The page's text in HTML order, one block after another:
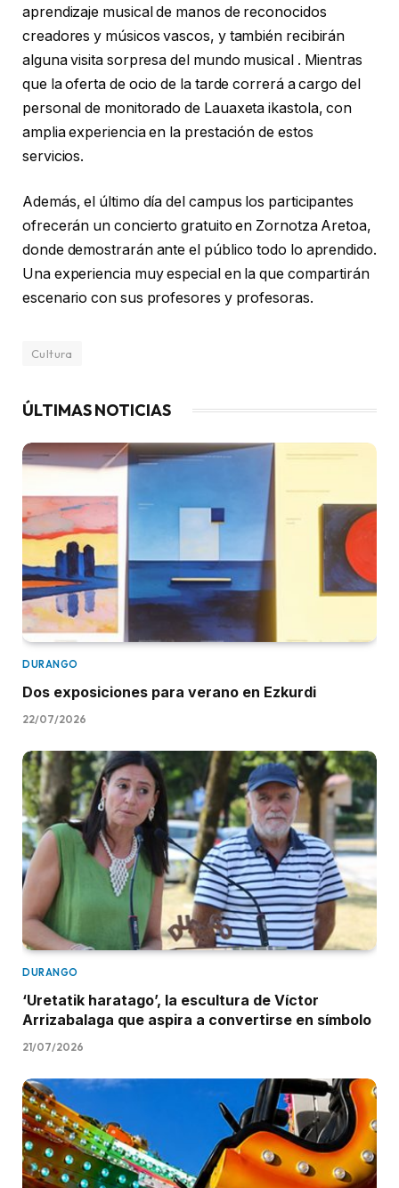
aprendizaje musical de manos de reconocidos
creadores y músicos vascos, y también recibirán
alguna visita sorpresa del mundo musical . Mientras
que la oferta de ocio de la tarde correrá a cargo del
personal de monitorado de Lauaxeta ikastola, con
amplia experiencia en la prestación de estos
servicios.
Además, el último día del campus los participantes
ofrecerán un concierto gratuito en Zornotza Aretoa,
donde demostrarán ante el público todo lo aprendido.
Una experiencia muy especial en la que compartirán
escenario con sus profesores y profesoras.
Cultura
ÚLTIMAS NOTICIAS
DURANGO
Dos exposiciones para verano en Ezkurdi
22/07/2026
DURANGO
‘Uretatik haratago’, la escultura de Víctor
Arrizabalaga que aspira a convertirse en símbolo
21/07/2026